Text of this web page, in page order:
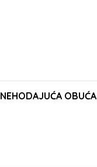
NEHODAJUĆA OBUĆA